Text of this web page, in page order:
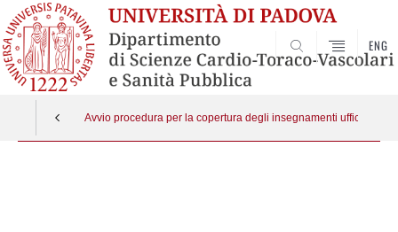
SEARCH
ENG
Avvio procedura per la copertura degli insegnamenti ufficiali